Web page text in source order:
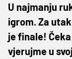
U najmanju
igrom. Za
je finale!
vjerujme u